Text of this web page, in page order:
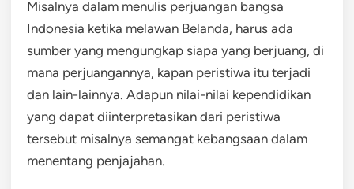
Misalnya dalam menulis perjuangan bangsa
Indonesia ketika melawan Belanda, harus ada
sumber yang mengungkap siapa yang berjuang, di
mana perjuangannya, kapan peristiwa itu terjadi
dan lain-lainnya. Adapun nilai-nilai kependidikan
yang dapat diinterpretasikan dari peristiwa
tersebut misalnya semangat kebangsaan dalam
menentang penjajahan.